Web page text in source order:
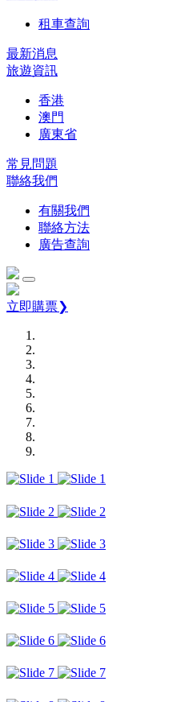
租車查詢
最新消息
旅遊資訊
香港
澳門
廣東省
常見問題
聯絡我們
有關我們
聯絡方法
廣告查詢
立即購票❯